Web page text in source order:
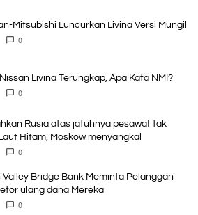
Mitsubishi Luncurkan Livina Versi Mungil
0
Livina Terungkap, Apa Kata NMI?
0
Rusia atas jatuhnya pesawat tak
Hitam, Moskow menyangkal
0
Valley Bridge Bank Meminta Pelanggan
ulang dana Mereka
0